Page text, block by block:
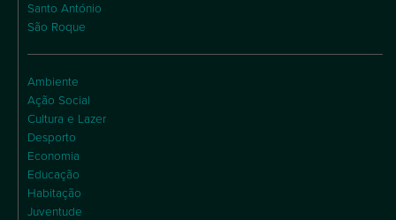
Santo António
São Roque
Ambiente
Ação Social
Cultura e Lazer
Desporto
Economia
Educação
Habitação
Juventude